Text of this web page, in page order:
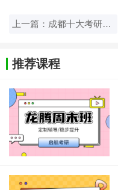
上一篇：成都十大考研集训营推荐哪家？
推荐课程